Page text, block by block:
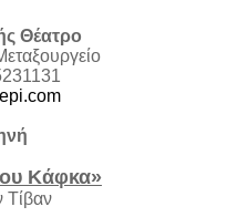
Θέατρο
Κάφκα»
Τίβαν